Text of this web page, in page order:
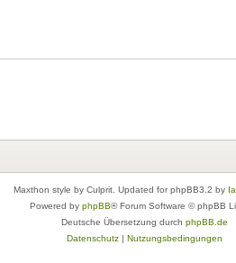
Maxthon style by Culprit. Updated for phpBB3.2 by
Powered by phpBB® Forum Software © phpBB
Deutsche Übersetzung durch phpBB.de
Datenschutz| Nutzungsbedingungen